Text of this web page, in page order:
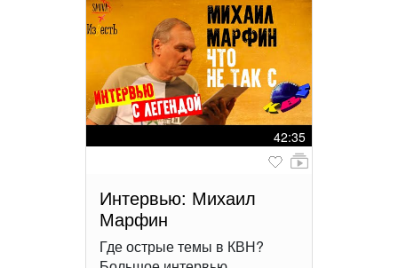
42:35
Интервью: Михаил
Марфин
Где острые темы в КВН?